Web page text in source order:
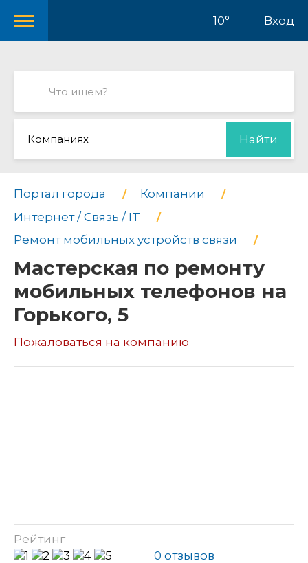
10° Вход
Компаниях Найти
Портал города
Компании
Интернет / Связь / IT
Ремонт мобильных устройств связи
Мастерская по ремонту
мобильных телефонов на
Горького, 5
Пожаловаться на компанию
Рейтинг
0 отзывов